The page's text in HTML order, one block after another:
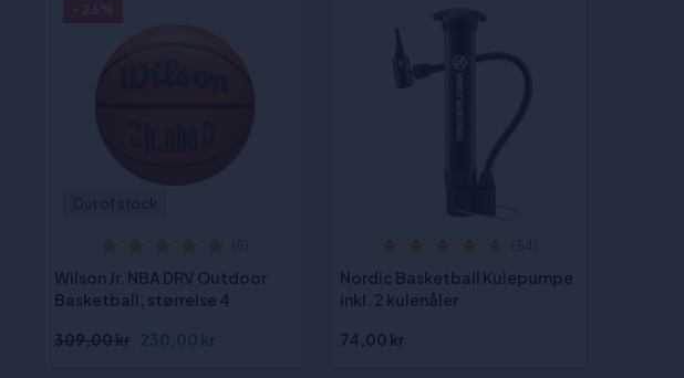
Wilson Jr. NBA DRV Outdoor
Basketball, størrelse 4
309,00 kr 230,00 kr
Nordic Basketball Kulepumpe
inkl. 2 kulenåler
74,00 kr